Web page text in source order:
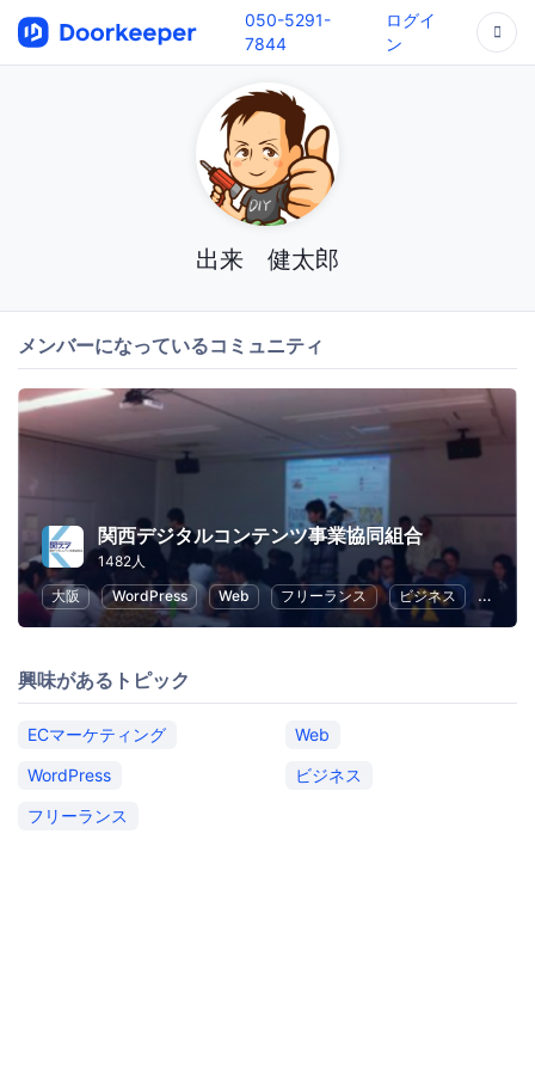
050-5291-
7844
ログイ
ン
出来 健太郎
メンバーになっているコミュニティ
関西デジタルコンテンツ事業協同組合
1482人
大阪
WordPress Web フリーランス ビジネス ECマ
興味があるトピック
ECマーケティング
Web
WordPress
ビジネス
フリーランス